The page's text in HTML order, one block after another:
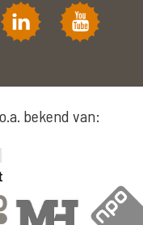
bekend van: